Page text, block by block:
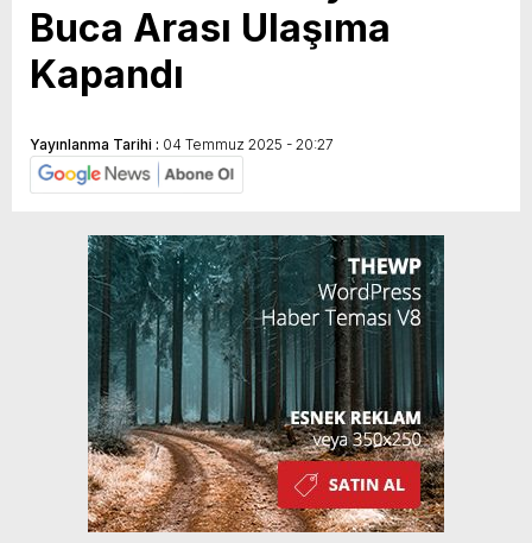
Buca Arası Ulaşıma
Kapandı
Yayınlanma Tarihi : 04 Temmuz 2025 - 20:27